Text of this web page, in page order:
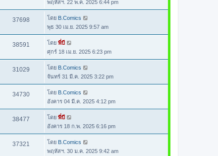
พฤหัสฯ. 22 พ.ค. 2025 6:44 pm
37698 โดย B.Comics
พุธ 30 เม.ย. 2025 9:57 am
38591 โดย พี่บี
ศุกร์ 18 เม.ย. 2025 6:23 pm
31029 โดย B.Comics
จันทร์ 31 มี.ค. 2025 3:22 pm
34730 โดย B.Comics
อังคาร 04 มี.ค. 2025 4:12 pm
38477 โดย พี่บี
อังคาร 18 ก.พ. 2025 6:16 pm
37321 โดย B.Comics
พฤหัสฯ. 30 ม.ค. 2025 9:42 am